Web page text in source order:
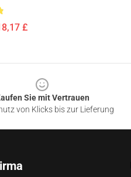
£
Sie mit Vertrauen
von Klicks bis zur Lieferung